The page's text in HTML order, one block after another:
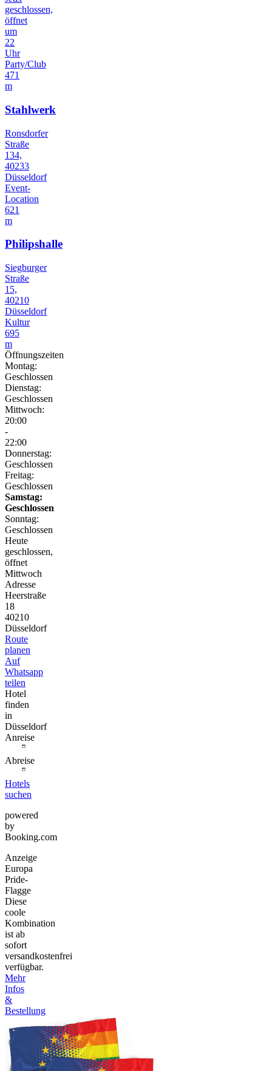
geschlossen,
öffnet
um
22
Uhr
Party/Club
471
m
Stahlwerk
Ronsdorfer
Straße
134,
40233
Düsseldorf
Event-
Location
621
m
Philipshalle
Siegburger
Straße
15,
40210
Düsseldorf
Kultur
695
m
Öffnungszeiten
Montag:
Geschlossen
Dienstag:
Geschlossen
Mittwoch:
20:00
-
22:00
Donnerstag:
Geschlossen
Freitag:
Geschlossen
Samstag:
Geschlossen
Sonntag:
Geschlossen
Heute
geschlossen,
öffnet
Mittwoch
Adresse
Heerstraße
18
40210
Düsseldorf
Route
planen
Auf
Whatsapp
teilen
Hotel
finden
in
Düsseldorf
Anreise
Abreise
Hotels
suchen
powered
by
Booking.com
Anzeige
Europa
Pride-
Flagge
Diese
coole
Kombination
ist ab
sofort
versandkostenfrei
verfügbar.
Mehr
Infos
&
Bestellung